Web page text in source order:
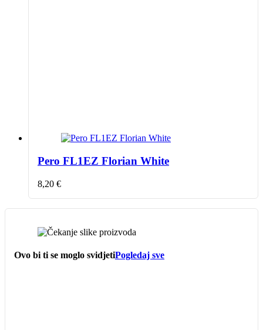
Pero FL1EZ Florian White
8,20 €
Ovo bi ti se moglo svidjetiPogledaj sve